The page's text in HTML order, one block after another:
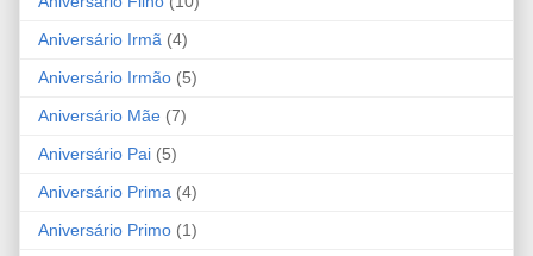
Aniversário Irmã (4)
Aniversário Irmão (5)
Aniversário Mãe (7)
Aniversário Pai (5)
Aniversário Prima (4)
Aniversário Primo (1)